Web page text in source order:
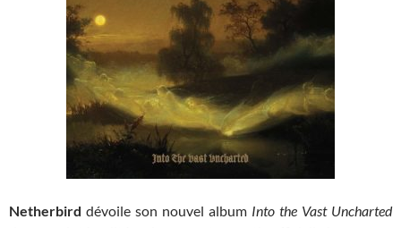
Netherbird dévoile son nouvel album Into the Vast Uncharted